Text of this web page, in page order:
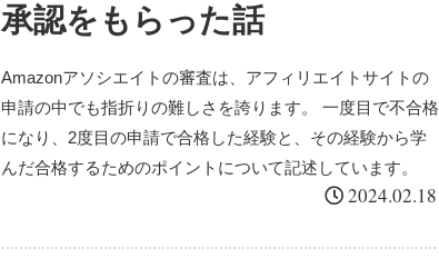
承認をもらった話
Amazonアソシエイトの審査は、アフィリエイトサイトの
申請の中でも指折りの難しさを誇ります。 一度目で不合格
になり、2度目の申請で合格した経験と、その経験から学
んだ合格するためのポイントについて記述しています。
2024.02.18